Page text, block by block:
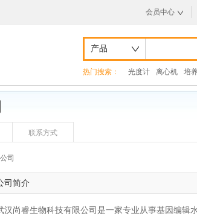
会员中心
产品
热门搜索： 光度计 离心机 培
联系方式
司
司简介
汉尚睿生物科技有限公司是一家专业从事基因编辑